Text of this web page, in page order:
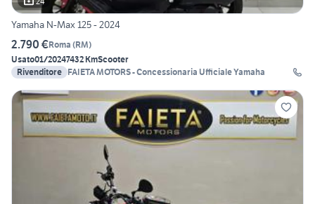
Yamaha N-Max 125 - 2024
2.790 €Roma (RM)
Usato01/20247432 KmScooter
Rivenditore FAIETA MOTORS - Concessionaria Ufficiale Yamaha